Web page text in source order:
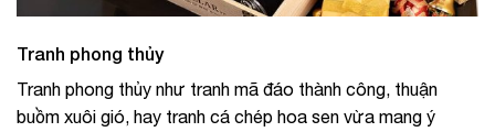
Tranh phong thủy
Tranh phong thủy như tranh mã đáo thành công, thuận
buồm xuôi gió, hay tranh cá chép hoa sen vừa mang ý